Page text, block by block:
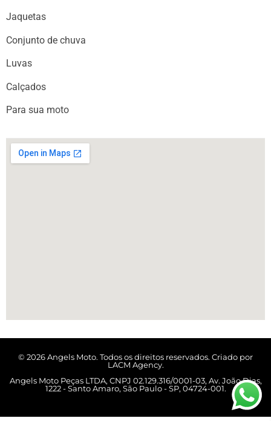
Jaquetas
Conjunto de chuva
Luvas
Calçados
Para sua moto
© 2026 Angels Moto. Todos os direitos reservados. Criado por
LACM Agency.
Angels Moto Peças LTDA, CNPJ 02.129.316/0001-03, Av. João Dias,
1222 - Santo Amaro, São Paulo - SP, 04724-001.